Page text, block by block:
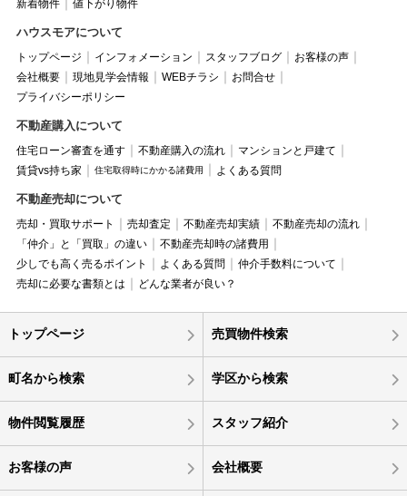
新着物件
値下がり物件
ハウスモアについて
トップページ インフォメーション スタッフブログ
お客様の声
会社概要
現地見学会情報 WEBチラシ
お問合せ
プライバシーポリシー
不動産購入について
住宅ローン審査を通す 不動産購入の流れ
マンションと戸建て
賃貸vs持ち家
住宅取得時にかかる諸費用 よくある質問
不動産売却について
売却・買取サポート 売却査定 不動産売却実績
不動産売却の流れ
「仲介」と「買取」の違い
不動産売却時の諸費用
少しでも高く売るポイント
よくある質問
仲介手数料について
売却に必要な書類とは
どんな業者が良い？
トップページ 売買物件検索
町名から検索 学区から検索
物件閲覧履歴 スタッフ紹介
お客様の声 会社概要